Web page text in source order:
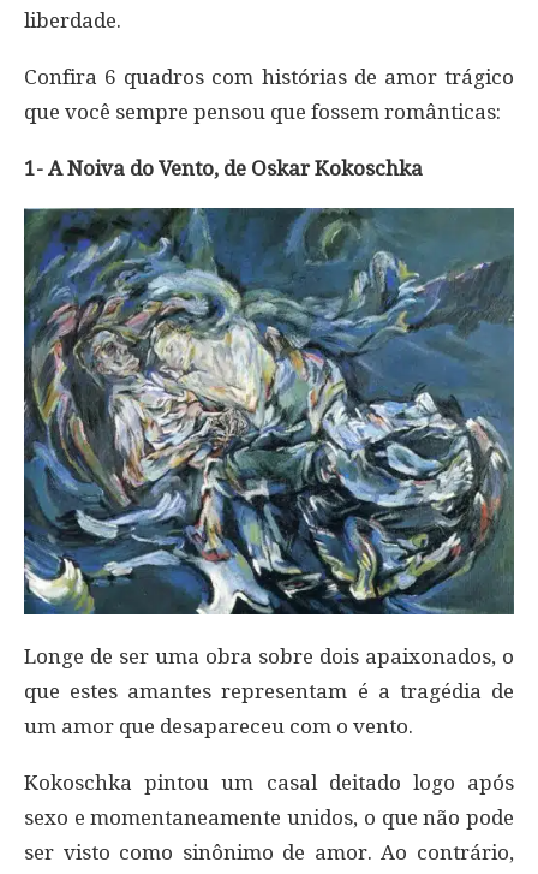
liberdade.
Confira 6 quadros com histórias de amor trágico
que você sempre pensou que fossem românticas:
1- A Noiva do Vento, de Oskar Kokoschka
Longe de ser uma obra sobre dois apaixonados, o
que estes amantes representam é a tragédia de
um amor que desapareceu com o vento.
Kokoschka pintou um casal deitado logo após
sexo e momentaneamente unidos, o que não pode
ser visto como sinônimo de amor. Ao contrário,